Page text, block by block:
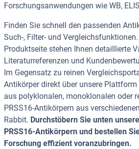
Forschungsanwendungen wie WB,
Finden Sie schnell den passenden
Such-, Filter- und
Produktseite stehen Ihnen detaillierte
Literaturreferenzen und
Im Gegensatz zu reinen
Antikörper direkt über unsere Plattform
aus polyklonalen, monoklonalen oder
PRSS16-Antikörpern aus
Rabbit. Durchstöbern Sie unten
PRSS16-Antikörpern und bestellen
Forschung effizient voranzubringen.